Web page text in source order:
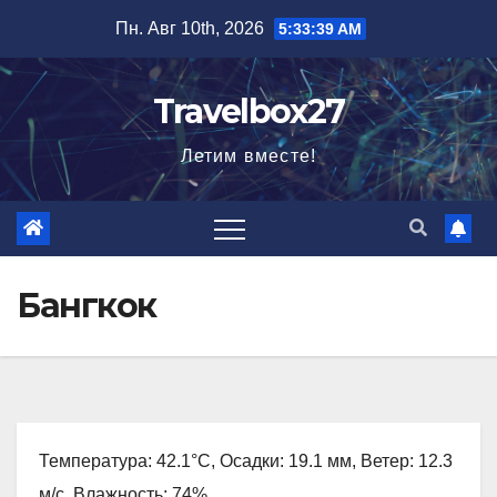
содержимому
Пн. Авг 10th, 2026 5:33:40 AM
Travelbox27
Летим вместе!
Бангкок
Температура: 42.1°C, Осадки: 19.1 мм, Ветер: 12.3